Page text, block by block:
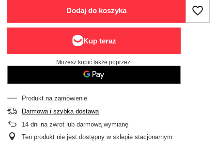
Dodaj do koszyka
Możesz kupić także poprzez:
Produkt na zamówienie
Darmowa i szybka dostawa
14 dni na zwrot lub darmową wymianę
Ten produkt nie jest dostępny w sklepie stacjonarnym